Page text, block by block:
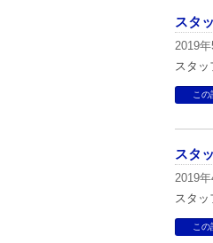
スタ
2019年
スタッ
こ
スタ
2019年
スタッ
こ